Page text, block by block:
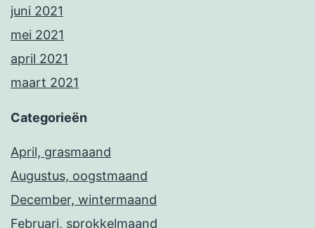
juni 2021
mei 2021
april 2021
maart 2021
Categorieën
April, grasmaand
Augustus, oogstmaand
December, wintermaand
Februari, sprokkelmaand